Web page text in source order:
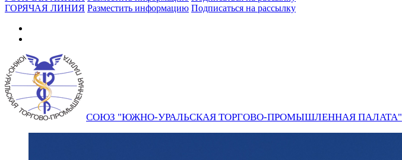
ГОРЯЧАЯ ЛИНИЯ Разместить информацию Подписаться на рассылку
СОЮЗ "ЮЖНО-УРАЛЬСКАЯ ТОРГОВО-ПРОМЫШЛЕННАЯ ПАЛАТА"